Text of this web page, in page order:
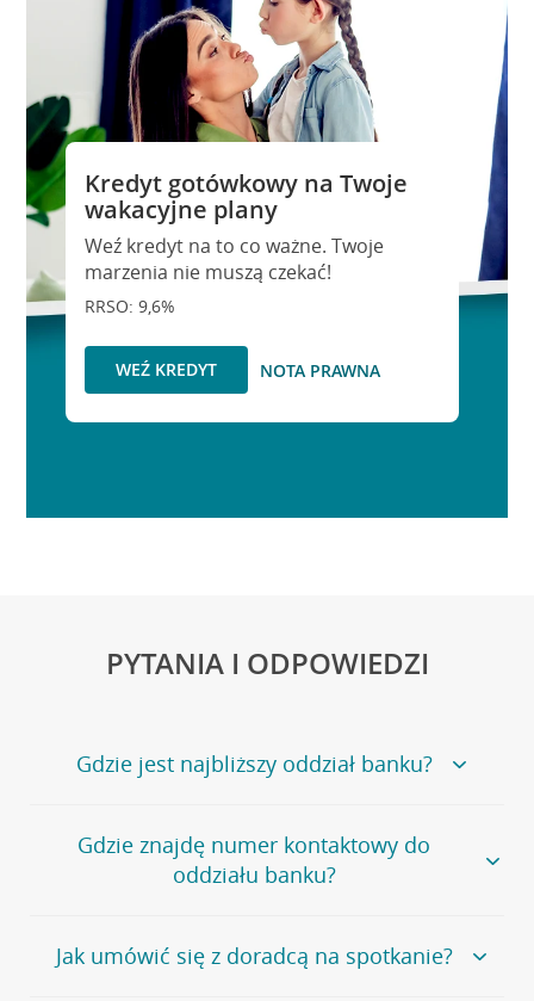
Kredyt gotówkowy na Twoje
wakacyjne plany
Weź kredyt na to co ważne. Twoje
marzenia nie muszą czekać!
RRSO: 9,6%
WEŹ KREDYT NOTA PRAWNA
PYTANIA I ODPOWIEDZI
Gdzie jest najbliższy oddział banku?
Jeśli szukasz oddziału naszego banku, zapraszamy na
stronęPlacówki i bankomaty, na której znajduje się
wygodna wyszukiwarka.
oddziałów
Gdzie znajdę numer kontaktowy do
oddziału banku?
Bank Credit Agricole nie udostępnia ogólnego numeru
telefonu do placówki bankowej.
Jak umówić się z doradcą na spotkanie?